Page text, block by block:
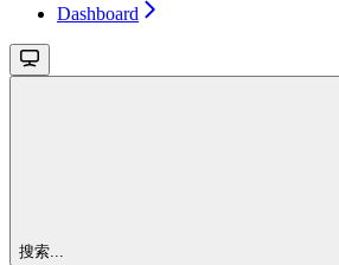
Dashboard
搜索...